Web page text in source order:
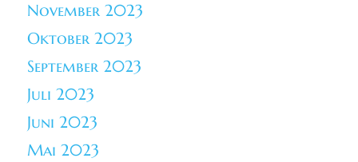
November 2023
Oktober 2023
September 2023
Juli 2023
Juni 2023
Mai 2023